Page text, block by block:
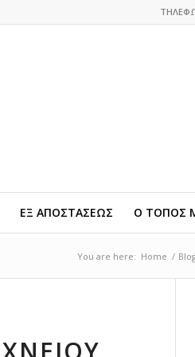
ΕΞ ΑΠΟΣΤΑΣΕΩΣ Ο ΤΟΠΟΣ
You are here: Home /